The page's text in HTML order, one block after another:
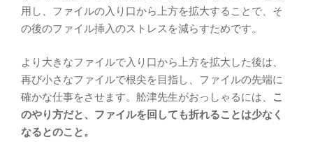
用し、ファイルの入り口から上方を拡大することで、そ
の後のファイル挿入のストレスを減らすためです。
より大きなファイルで入り口から上方を拡大した後は、
再び小さなファイルで根尖を目指し、ファイルの先端に
確かな仕事をさせます。舩津先生がおっしゃるには、 こ
のやり方だと、ファイルを回しても折れることは少なく
なるとのこと。